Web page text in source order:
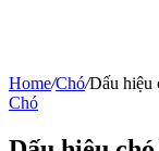
Home/Chó/Dấu hiệu
Chó